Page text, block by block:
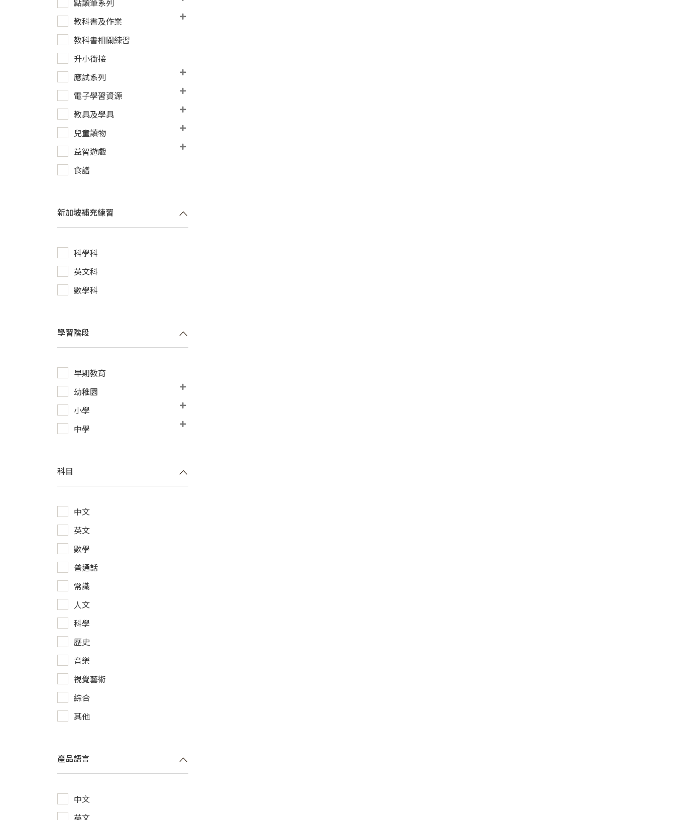
點讀筆系列
教科書及作業
教科書相關練習
升小銜接
應試系列
電子學習資源
教具及學具
兒童讀物
益智遊戲
食譜
新加坡補充練習
科學科
英文科
數學科
學習階段
早期教育
幼稚園
小學
中學
科目
中文
英文
數學
普通話
常識
人文
科學
歷史
音樂
視覺藝術
綜合
其他
產品語言
中文
英文